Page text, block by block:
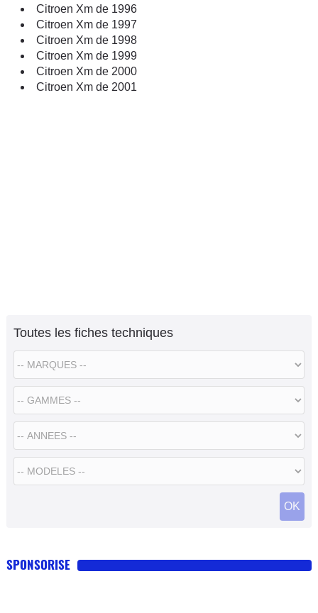
Citroen Xm de 1996
Citroen Xm de 1997
Citroen Xm de 1998
Citroen Xm de 1999
Citroen Xm de 2000
Citroen Xm de 2001
Toutes les fiches techniques
SPONSORISE